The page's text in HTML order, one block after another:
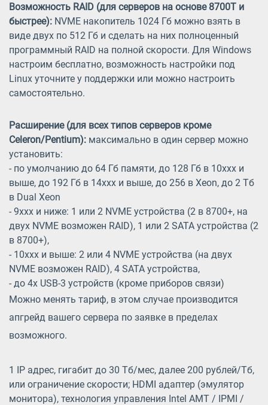
Возможность RAID (для серверов на основе 8700T и
быстрее): NVME накопитель 1024 Гб можно взять в
виде двух по 512 Гб и сделать на них полноценный
программный RAID на полной скорости. Для Windows
настроим бесплатно, возможность настройки под
Linux уточните у поддержки или можно настроить
самостоятельно.
Расширение (для всех типов серверов кроме
Celeron/Pentium): максимально в один сервер можно
установить:
- по умолчанию до 64 Гб памяти, до 128 Гб в 10xxx и
выше, до 192 Гб в 14xxx и выше, до 256 в Xeon, до 2 Тб
в Dual Xeon
- 9xxx и ниже: 1 или 2 NVME устройства (2 в 8700+, на
двух NVME возможен RAID), 1 или 2 SATA устройства (2
в 8700+),
- 10xxx и выше: 2 или 4 NVME устройства (на двух
NVME возможен RAID), 4 SATA устройства,
- до 4х USB-3 устройств (кроме приборов связи)
Можно менять тариф, в этом случае производится
апгрейд вашего сервера по заявке в пределах
возможного.
1 IP адрес, гигабит до 30 Тб/мес, далее 200 рублей/Тб,
или ограничение скорости; HDMI адаптер (эмулятор
монитора), технология управления Intel AMT / IPMI /